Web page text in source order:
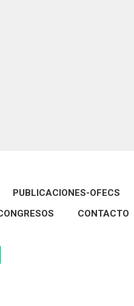
PUBLICACIONES-OFECS
CONTACTO